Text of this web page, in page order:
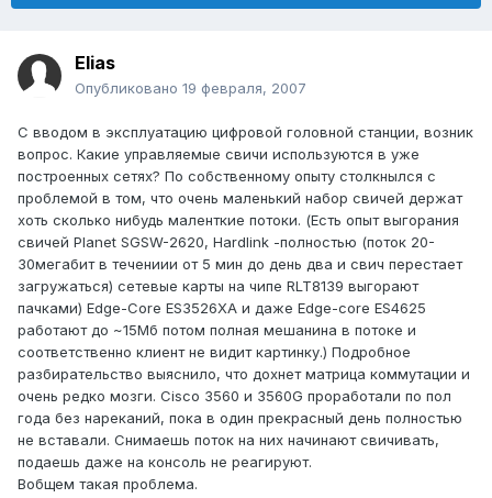
Elias
Опубликовано 19 февраля, 2007
С вводом в эксплуатацию цифровой головной станции, возник
вопрос. Какие управляемые свичи используются в уже
построенных сетях? По собственному опыту столкнылся с
проблемой в том, что очень маленький набор свичей держат
хоть сколько нибудь маленткие потоки. (Есть опыт выгорания
свичей Planet SGSW-2620, Hardlink -полностью (поток 20-
30мегабит в течениии от 5 мин до день два и свич перестает
загружаться) сетевые карты на чипе RLT8139 выгорают
пачками) Edge-Core ES3526XA и даже Edge-core ES4625
работают до ~15Мб потом полная мешанина в потоке и
соответственно клиент не видит картинку.) Подробное
разбирательство выяснило, что дохнет матрица коммутации и
очень редко мозги. Cisco 3560 и 3560G проработали по пол
года без нареканий, пока в один прекрасный день полностью
не вставали. Снимаешь поток на них начинают свичивать,
подаешь даже на консоль не реагируют.
Вобщем такая проблема.